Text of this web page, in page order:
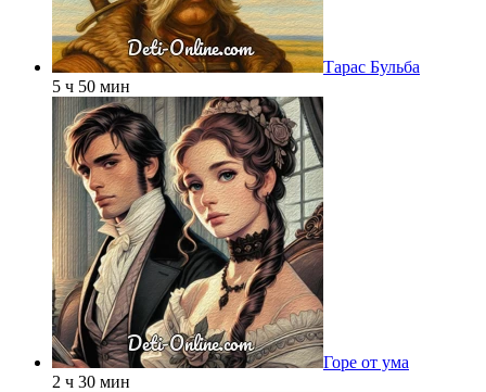
Тарас Бульба
5 ч 50 мин
Горе от ума
2 ч 30 мин